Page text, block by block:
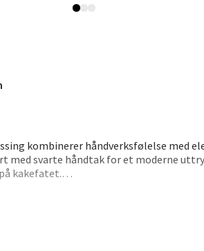
kombinerer håndverksfølelse med
med svarte håndtak for et moderne
kakefatet.
Stavanger og